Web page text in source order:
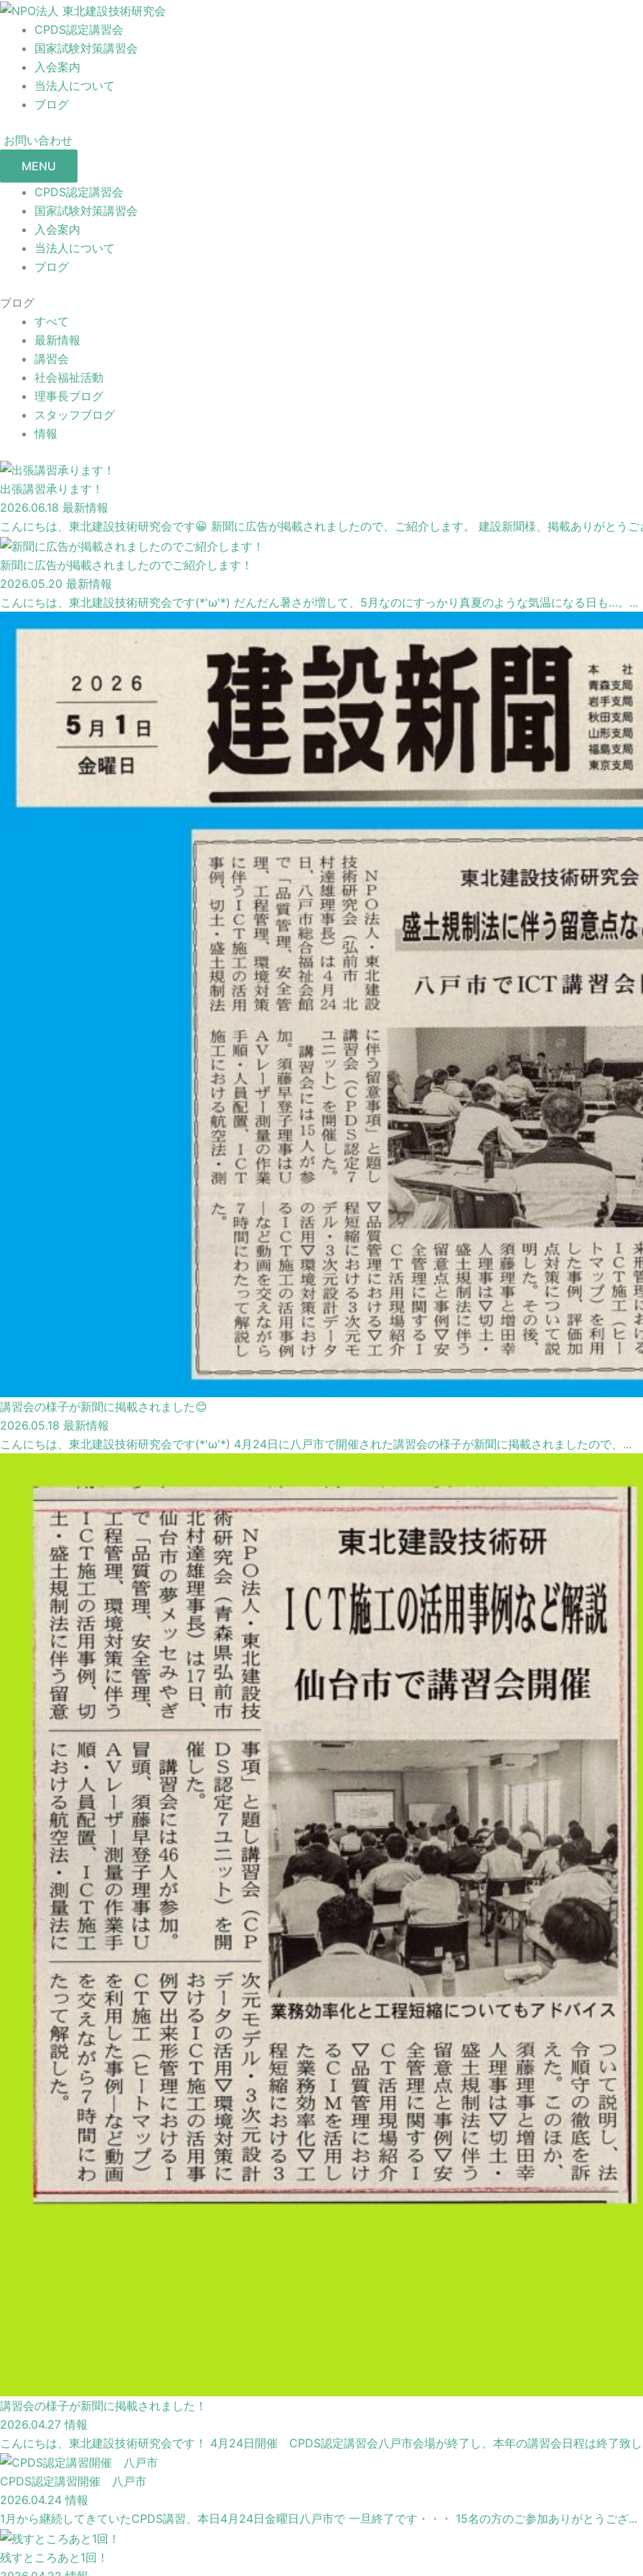
CPDS認定講習会
国家試験対策講習会
入会案内
当法人について
ブログ
お問い合わせ
MENU
CPDS認定講習会
国家試験対策講習会
入会案内
当法人について
ブログ
ブログ
すべて
最新情報
講習会
社会福祉活動
理事長ブログ
スタッフブログ
情報
出張講習承ります！
2026.06.18 最新情報
こんにちは、東北建設技術研究会です😀 新聞に広告が掲載されましたので、ご紹介します。 建設新聞様、掲載ありがとうご
新聞に広告が掲載されましたのでご紹介します！
2026.05.20 最新情報
こんにちは、東北建設技術研究会です(*'ω'*) だんだん暑さが増して、5月なのにすっかり真夏のような気温になる日も…。...
講習会の様子が新聞に掲載されました😊
2026.05.18 最新情報
こんにちは、東北建設技術研究会です(*'ω'*) 4月24日に八戸市で開催された講習会の様子が新聞に掲載されましたので、...
講習会の様子が新聞に掲載されました！
2026.04.27 情報
こんにちは、東北建設技術研究会です！ 4月24日開催 CPDS認定講習会八戸市会場が終了し、本年の講習会日程は終了致
CPDS認定講習開催 八戸市
2026.04.24 情報
1月から継続してきていたCPDS講習、本日4月24日金曜日八戸市で 一旦終了です・・・ 15名の方のご参加ありがとうござ...
残すところあと1回！